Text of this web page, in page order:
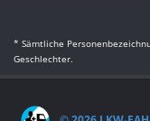
* Sämtliche
Geschlechter.